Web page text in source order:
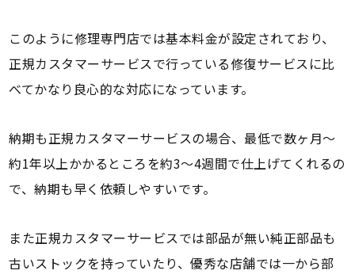
このように修理専門店では基本料金が設定されており、
正規カスタマーサービスで行っている修復サービスに比
べてかなり良心的な対応になっています。
納期も正規カスタマーサービスの場合、最低で数ヶ月～
約1年以上かかるところを約3～4週間で仕上げてくれるの
で、納期も早く依頼しやすいです。
また正規カスタマーサービスでは部品が無い純正部品も
古いストックを持っていたり、優秀な店舗では一から部